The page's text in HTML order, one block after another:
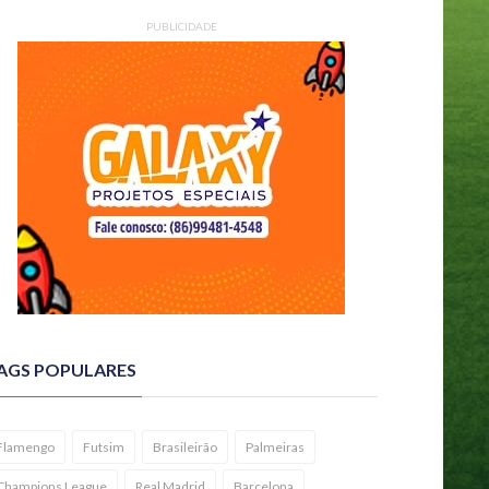
PUBLICIDADE
POPULARES
Futsim Brasileirão Palmeiras